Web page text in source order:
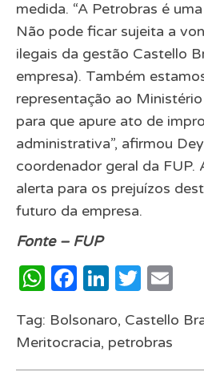
medida. “A Petrobras é
Não pode ficar sujeita a
ilegais da gestão Castello
empresa). Também
representação ao
para que apure ato de
administrativa”, afirmou
coordenador geral da FUP.
alerta para os prejuízos
futuro da empresa.
Fonte – FUP
WhatsApp
Facebook
LinkedIn
Tag: Bolsonaro, Castello
Meritocracia, petrobras